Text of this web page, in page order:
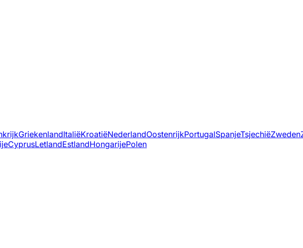
GriekenlandItaliëKroatiëNederlandOostenrijkPortugalSpanjeTsjechiëZweden
CyprusLetlandEstlandHongarijePolen